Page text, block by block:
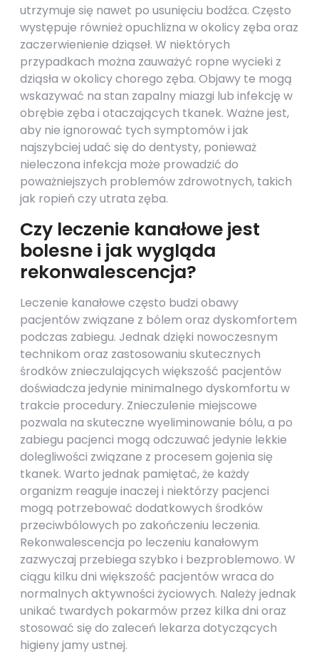
utrzymuje się nawet po usunięciu bodźca. Często
występuje również opuchlizna w okolicy zęba oraz
zaczerwienienie dziąseł. W niektórych
przypadkach można zauważyć ropne wycieki z
dziąsła w okolicy chorego zęba. Objawy te mogą
wskazywać na stan zapalny miazgi lub infekcję w
obrębie zęba i otaczających tkanek. Ważne jest,
aby nie ignorować tych symptomów i jak
najszybciej udać się do dentysty, ponieważ
nieleczona infekcja może prowadzić do
poważniejszych problemów zdrowotnych, takich
jak ropień czy utrata zęba.
Czy leczenie kanałowe jest
bolesne i jak wygląda
rekonwalescencja?
Leczenie kanałowe często budzi obawy
pacjentów związane z bólem oraz dyskomfortem
podczas zabiegu. Jednak dzięki nowoczesnym
technikom oraz zastosowaniu skutecznych
środków znieczulających większość pacjentów
doświadcza jedynie minimalnego dyskomfortu w
trakcie procedury. Znieczulenie miejscowe
pozwala na skuteczne wyeliminowanie bólu, a po
zabiegu pacjenci mogą odczuwać jedynie lekkie
dolegliwości związane z procesem gojenia się
tkanek. Warto jednak pamiętać, że każdy
organizm reaguje inaczej i niektórzy pacjenci
mogą potrzebować dodatkowych środków
przeciwbólowych po zakończeniu leczenia.
Rekonwalescencja po leczeniu kanałowym
zazwyczaj przebiega szybko i bezproblemowo. W
ciągu kilku dni większość pacjentów wraca do
normalnych aktywności życiowych. Należy jednak
unikać twardych pokarmów przez kilka dni oraz
stosować się do zaleceń lekarza dotyczących
higieny jamy ustnej.